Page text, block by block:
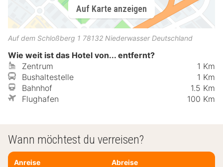
Auf Karte anzeigen
Auf dem Schloßberg 1 78132 Niederwasser Deutschland
Wie weit ist das Hotel von... entfernt?
Zentrum
1 Km
Bushaltestelle
1 Km
Bahnhof
1.5 Km
Flughafen
100 Km
Wann möchtest du verreisen?
Anreise Abreise